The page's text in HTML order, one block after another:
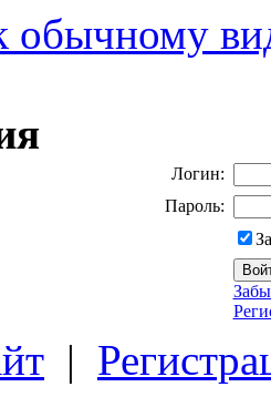
обычному
Логин:
Пароль:
|